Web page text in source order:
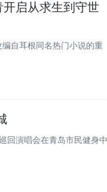
启从求生到守世
自耳根同名热门小说的重
回演唱会在青岛市民健身中